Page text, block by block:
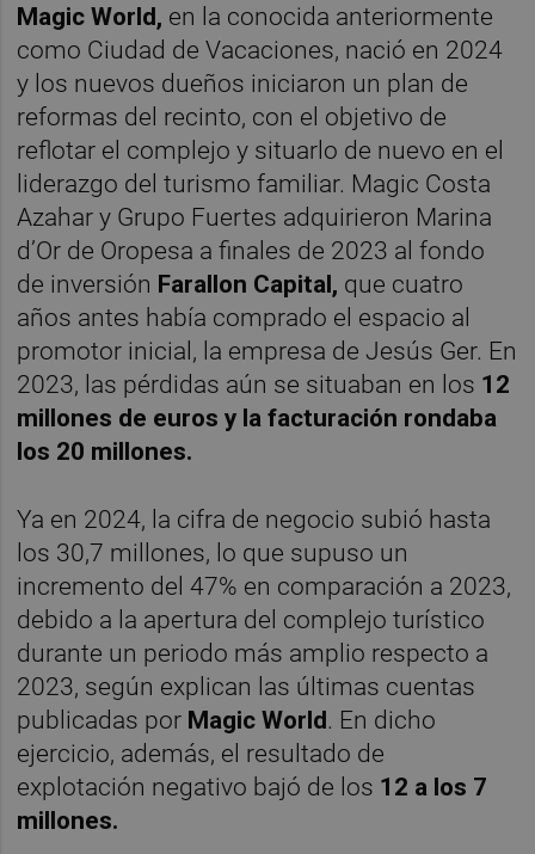
Magic World, en la conocida anteriormente
como Ciudad de Vacaciones, nació en 2024
y los nuevos dueños iniciaron un plan de
reformas del recinto, con el objetivo de
reflotar el complejo y situarlo de nuevo en el
liderazgo del turismo familiar. Magic Costa
Azahar y Grupo Fuertes adquirieron Marina
d’Or de Oropesa a finales de 2023 al fondo
de inversión Farallon Capital, que cuatro
años antes había comprado el espacio al
promotor inicial, la empresa de Jesús Ger. En
2023, las pérdidas aún se situaban en los 12
millones de euros y la facturación rondaba
los 20 millones.
Ya en 2024, la cifra de negocio subió hasta
los 30,7 millones, lo que supuso un
incremento del 47% en comparación a 2023,
debido a la apertura del complejo turístico
durante un periodo más amplio respecto a
2023, según explican las últimas cuentas
publicadas por Magic World. En dicho
ejercicio, además, el resultado de
explotación negativo bajó de los 12 a los 7
millones.